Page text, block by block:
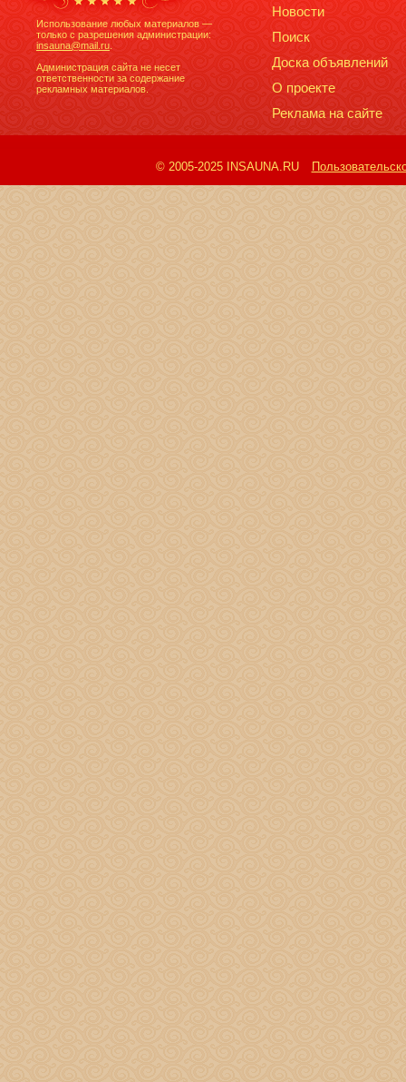
Использование любых материалов —
только с разрешения администрации:
insauna@mail.ru
Администрация сайта не несет
ответственности за содержание
рекламных материалов.
Новости
Поиск
Доска объявлений
О проекте
Реклама на сайте
© 2005-2025 INSAUNA.RU